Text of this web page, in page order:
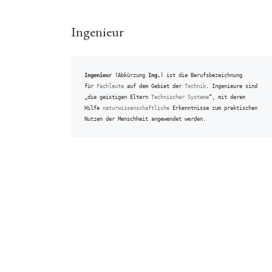
Ingenieur
Ingenieur (Abkürzung Ing. ) ist die Berufsbezeichnung
für
Fachleute auf dem Gebiet der Technik. Ingenieure sind
„die geistigen Eltern Technischer Systeme“, mit deren
Hilfe naturwissenschaftliche Erkenntnisse zum praktischen
Nutzen der Menschheit angewendet werden.